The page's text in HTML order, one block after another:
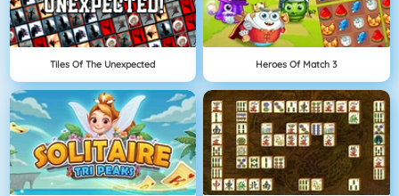
Tiles Of The Unexpected Heroes Of Match 3